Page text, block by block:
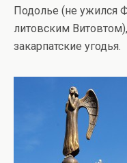
Подолье (не ужился
литовским
закарпатские угодья.